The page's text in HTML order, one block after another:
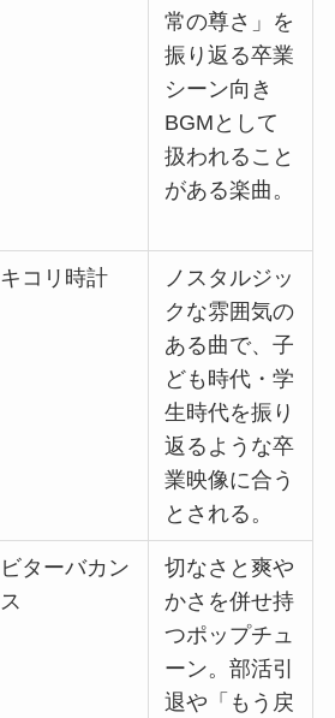
常の尊さ」を
振り返る卒業
シーン向き
BGMとして
扱われること
がある楽曲。
キコリ時計
ノスタルジッ
クな雰囲気の
ある曲で、子
ども時代・学
生時代を振り
返るような卒
業映像に合う
とされる。 ​
ビターバカン
ス
切なさと爽や
かさを併せ持
つポップチュ
ーン。部活引
退や「もう戻